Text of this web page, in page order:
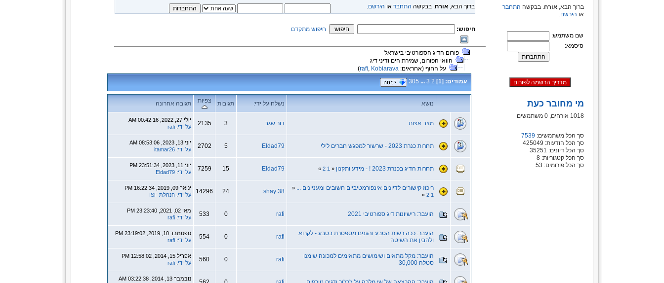
ברוך הבא, אורח. בבקשה התחבר
או הירשם.
שם משתמש:
סיסמא:
מי מחובר כעת
1018 אורחים, 0 משתמשים
סך הכל משתמשים: 7539
סך הכל הודעות: 425049
סך הכל דיונים: 35251
סך הכל קטגוריות: 8
סך הכל פורומים: 53
ברוך הבא, אורח. בבקשה התחבר או הירשם.
חיפוש: חיפוש מתקדם
פורום הדיג הספורטיבי בישראל
הוואי הפורום, שמירת הים ודיני דיג
על החוף (אחראים: rafi, Kobiarava
)
עמודים: [
1
]
2
3
...
305
נושא נשלח על ידי: תגובות צפיות תגובה אחרונה
מצב אצות דור שגב 3
2135
יולי 27, 2022, 00:42:16 AM
על ידי:
rafi
תחרות כנרת 2023 - שרשור למפגש חברים לילי Eldad79
5
2702
יוני 13, 2023, 08:53:06 AM
על ידי:
itamar26
תחרות הדיג בכנרת 2023 ! - מידע ותקנון «
1
2
»
Eldad79
15
7259
יוני 11, 2023, 23:51:34 PM
על ידי:
Eldad79
ריכוז קישורים לדיונים אינפורמטיביים חשובים ומעניינים ... «
1
2
»
shay 38
24
14296
ינואר 09, 2019, 16:22:34 PM
על ידי: הנהלת ISF
הועבר: רישיונות דיג ספורטיבי 2021 rafi
0
533
מאי 02, 2021, 23:23:40 PM
על ידי:
rafi
הועבר: ככה רשות הטבע והגנים מספסרת בטבע - לקרוא
ולהבין את השיטה
rafi
0
554
ספטמבר 10, 2019, 23:19:02 PM
על ידי:
rafi
הועבר: מקל מתאים ושימושים מתאימים למכונה שימנו
סטלה 30,000
rafi
0
560
אפריל 15, 2014, 12:58:02 PM
על ידי:
rafi
נובמבר 13, 2014, 03:22:38 AM